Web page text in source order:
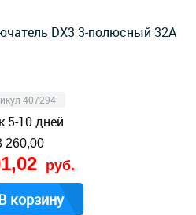
DX3 3-полюсный 32А
407294
5-10 дней
260,00
руб.
корзину